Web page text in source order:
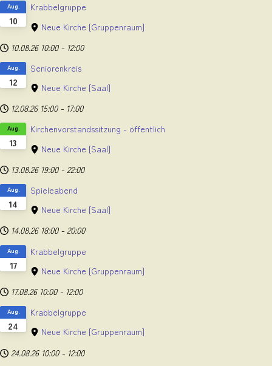
10
Aug.
Krabbelgruppe
Neue Kirche [Gruppenraum]
10.08.26 10:00 - 12:00
12
Aug.
Seniorenkreis
Neue Kirche [Saal]
12.08.26 15:00 - 17:00
13
Aug.
Kirchenvorstandssitzung - öffentlich
Neue Kirche [Saal]
13.08.26 19:00 - 22:00
14
Aug.
Spieleabend
Neue Kirche [Saal]
14.08.26 18:00 - 20:00
17
Aug.
Krabbelgruppe
Neue Kirche [Gruppenraum]
17.08.26 10:00 - 12:00
24
Aug.
Krabbelgruppe
Neue Kirche [Gruppenraum]
24.08.26 10:00 - 12:00